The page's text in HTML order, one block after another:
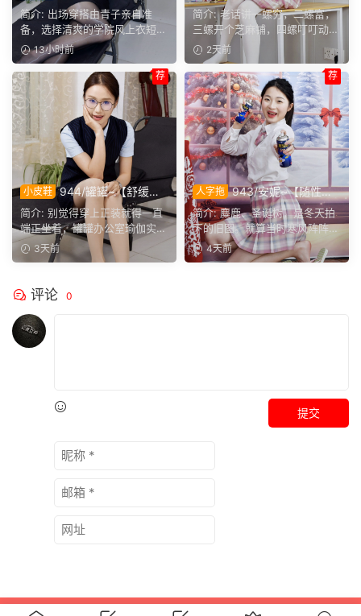
备】来看青子亲自准备的整套
穿搭，经典学院风上身，这套
上身效果很合意。
简介: 出场穿搭由青子亲自准
备，选择清爽的学院风上衣短
裙。两双同款材质的袜子，...
13小时前
传】提起手指螺纹的老话，不
少人小时候都听过，大家还能
回忆起几句？
简介: 老话讲一螺穷，二螺富，
三螺开个芝麻铺，四螺叮叮动，
五螺挑屎桶。和双双聊...
2天前
小皮鞋 944/罐罐~【舒缓筋
骨】谁说正装不方便舒展肢
体，干练得体的职场装束，练
瑜伽完全不受影响。
简介: 别觉得穿上正装就得一直
端正坐着，罐罐办公室瑜伽实拍
来啦。就算一身正装，...
3天前
荐
人字拖 943/安妮~【随性悦
己】不必被季节左右穿搭，喜
欢没有时间界限，无论什么时
候，都可以穿上小裙子
简介: 麋鹿、圣诞树，是冬天拍
下的旧图。就算当时寒风阵阵，
也少不了学院风百褶裙...
4天前
荐
评论 0
提交